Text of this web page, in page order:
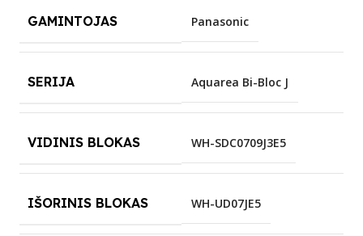
GAMINTOJAS Panasonic
SERIJA Aquarea Bi-Bloc J
VIDINIS BLOKAS WH-SDC0709J3E5
IŠORINIS BLOKAS WH-UD07JE5